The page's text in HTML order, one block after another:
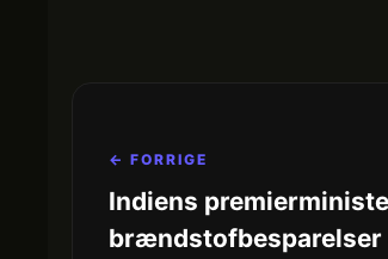
← FORRIGE
Indiens
brændstofbesparelser